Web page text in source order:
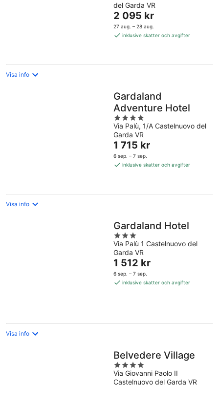
of
5
del Garda VR
Priset
är
2 095 kr
2 095 kr
27 aug. – 28 aug.
inklusive skatter och avgifter
Visa info
Gardaland
Adventure Hotel
4
out
of
5
Via Palù, 1/A Castelnuovo del
Garda VR
Priset
är
1 715 kr
1 715 kr
6 sep. – 7 sep.
inklusive skatter och avgifter
Visa info
Gardaland Hotel
3
out
of
5
Via Palù 1 Castelnuovo del
Garda VR
Priset
är
1 512 kr
1 512 kr
6 sep. – 7 sep.
inklusive skatter och avgifter
Visa info
Belvedere Village
4
out
of
Via Giovanni Paolo II
Castelnuovo del Garda VR